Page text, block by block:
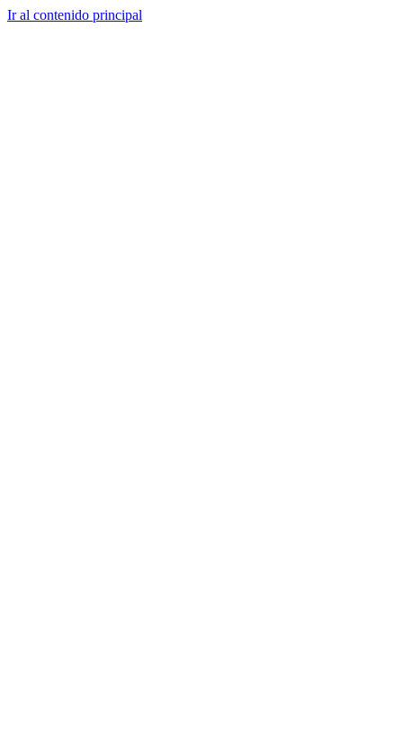
Ir al contenido principal